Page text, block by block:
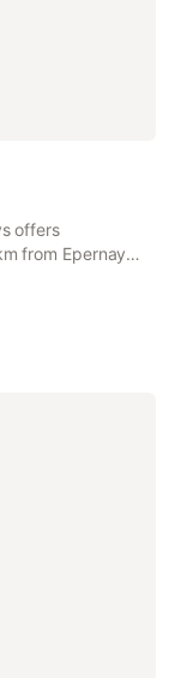
offers
from Epernay
terrace, free